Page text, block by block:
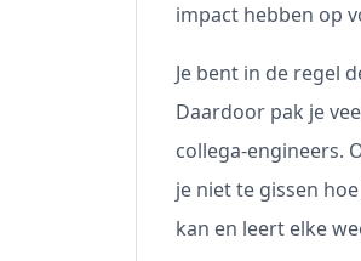
impact hebben op
Je bent in de regel
Daardoor pak je
collega-engineers.
je niet te gissen
kan en leert elke